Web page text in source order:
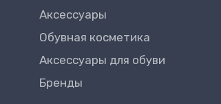
Аксессуары
Обувная косметика
Аксессуары для обуви
Бренды